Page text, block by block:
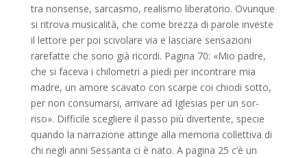
tra nonsense, sarcasmo, realismo liberatorio. Ovunque
si ritrova mu­sicalità, che come brezza di parole investe
il lettore per poi scivolare via e lasciare sensa­zioni
rarefatte che sono già ricordi. Pagina 70: «Mio padre,
che si faceva i chilometri a piedi per incontrare mia
madre, un amore scavato con scarpe coi chiodi sotto,
per non consumarsi, arrivare ad Iglesias per un sor­
riso». Difficile scegliere il passo più diverten­te, specie
quando la narrazione attinge alla memoria collettiva di
chi negli anni Sessan­ta ci è nato. A pagina 25 c’è un